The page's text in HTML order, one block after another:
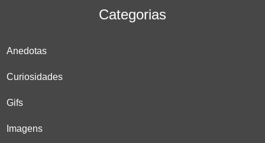
Categorias
Anedotas
Curiosidades
Gifs
Imagens